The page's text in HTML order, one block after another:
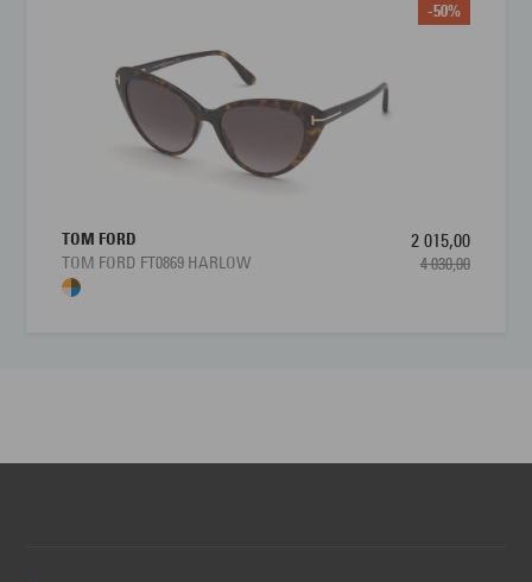
-50%
TOM FORD
TOM FORD FT0869 HARLOW
2 015,00
4 030,00